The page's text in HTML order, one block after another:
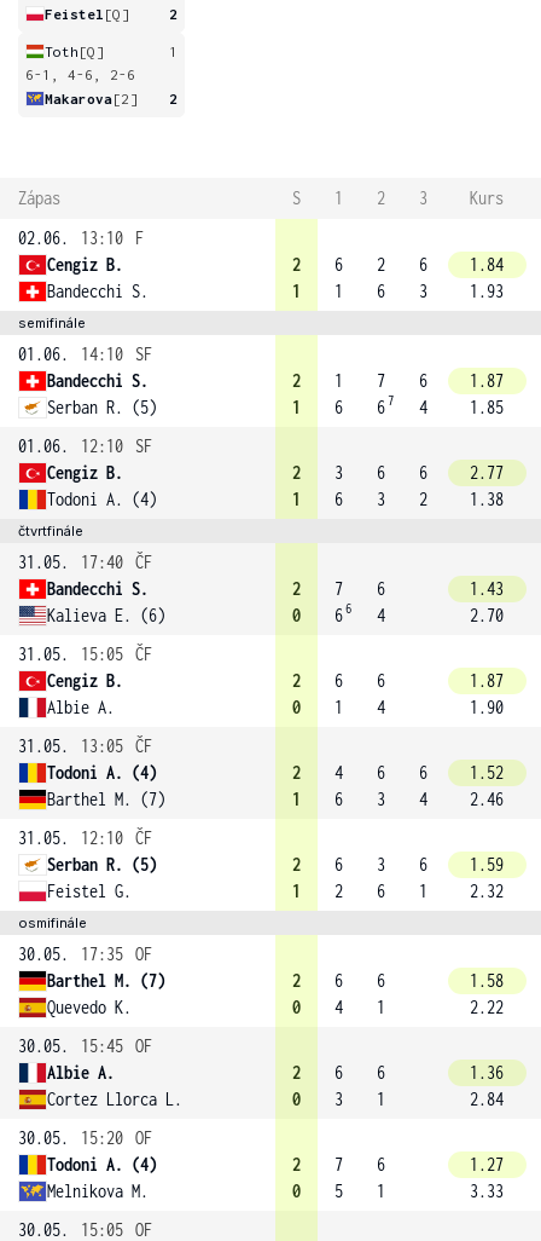
Feistel [Q] 2
Toth [Q]
1
6-1, 4-6, 2-6
Makarova[2] 2
Zápas S 1 2 3
Kurs
02.06.
13:10
F
Cengiz B.
Bandecchi S.
2
1
6
1
2
6
6
3
1.84
1.93
semifinále
01.06. 14:10
SF
Bandecchi S.
Serban R. (5)
2
1
1
6
7
67
6
4
1.87
1.85
01.06.
12:10
SF
Cengiz B.
Todoni A. (4)
2
1
3
6
6
3
6
2
2.77
1.38
čtvrtfinále
31.05. 17:40 ČF
Bandecchi S.
Kalieva E. (6)
2
0
7
66
6
4
1.43
2.70
31.05.
15:05 ČF
Cengiz B.
Albie A.
2
0
6
1
6
4
1.87
1.90
31.05.
13:05 ČF
Todoni A. (4)
Barthel M. (7)
2
1
4
6
6
3
6
4
1.52
2.46
31.05.
12:10 ČF
Serban R. (5)
Feistel G.
2
1
6
2
3
6
6
1
1.59
2.32
osmifinále
30.05. 17:35 OF
Barthel M. (7)
Quevedo K.
2
0
6
4
6
1
1.58
2.22
30.05.
15:45 OF
Albie A.
Cortez Llorca L.
2
0
6
3
6
1
1.36
2.84
30.05.
15:20 OF
Todoni A. (4)
Melnikova M.
2
0
7
5
6
1
1.27
3.33
30.05.
15:05 OF